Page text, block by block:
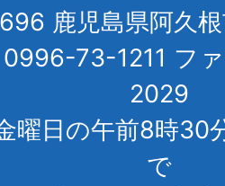
鹿児島県阿久
0996-73-1211 フ
2029
曜日の午前8時30
で